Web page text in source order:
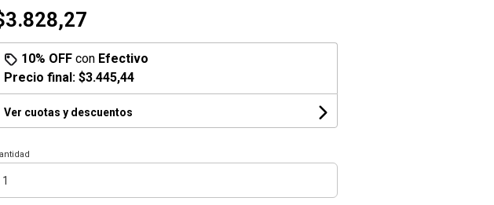
10% OFF con Efectivo
Precio final: $3.445,44
Ver cuotas y descuentos